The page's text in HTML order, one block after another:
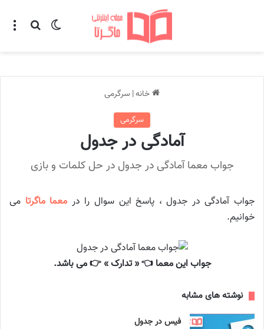
تغییر پوسته
خانه| سرگرمی
سرگرمی
آمادگی در جدول
جواب معما آمادگی در جدول در حل کلمات و بازی
جواب آمادگی در جدول ، پاسخ این سوال را در معما ماگرتا می
خوانیم.
جواب این معما 👈 « تدارک » 👉 می باشد.
نوشته های مشابه
فیس در جدول